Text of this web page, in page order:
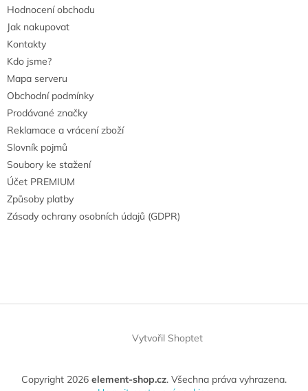
Hodnocení obchodu
Jak nakupovat
Kontakty
Kdo jsme?
Mapa serveru
Obchodní podmínky
Prodávané značky
Reklamace a vrácení zboží
Slovník pojmů
Soubory ke stažení
Účet PREMIUM
Způsoby platby
Zásady ochrany osobních údajů (GDPR)
Vytvořil Shoptet
Copyright 2026 element-shop.cz. Všechna práva vyhrazena.